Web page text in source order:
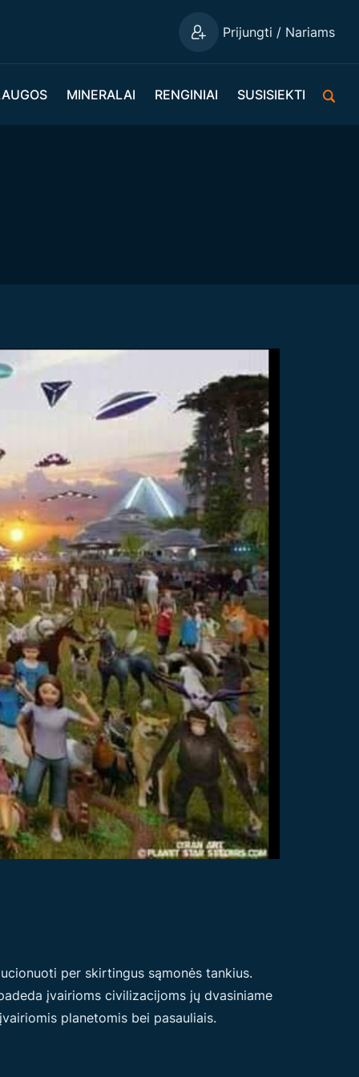
Prijungti / Nariams
MINERALAI RENGINIAI SUSISIEKTI
per skirtingus sąmonės tankius.
įvairioms civilizacijoms jų dvasiniame
planetomis bei pasauliais.